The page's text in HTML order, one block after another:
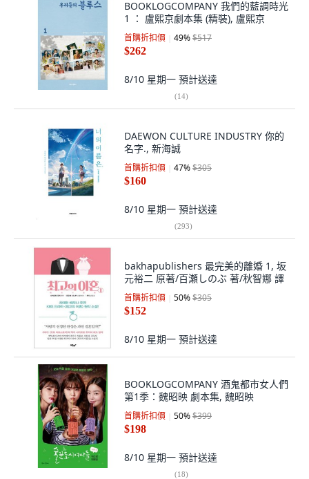
BOOKLOGCOMPANY 我們的藍調時光
1 ： 盧熙京劇本集 (精裝), 盧熙京
首購折扣價 49%$517
$262
8/10 星期一 預計送達
(14)
DAEWON CULTURE INDUSTRY 你的
名字., 新海誠
首購折扣價 47%$305
$160
8/10 星期一 預計送達
(293)
bakhapublishers 最完美的離婚 1, 坂
元裕二 原著/百瀬しのぶ 著/秋智娜 譯
首購折扣價 50%$305
$152
8/10 星期一 預計送達
BOOKLOGCOMPANY 酒鬼都市女人們
第1季：魏昭映 劇本集, 魏昭映
首購折扣價 50%$399
$198
8/10 星期一 預計送達
(18)